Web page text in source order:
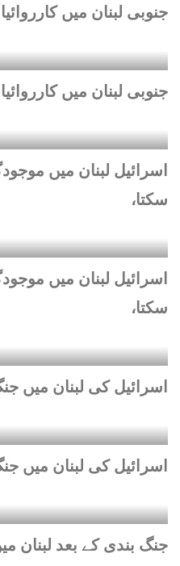
جنوبی لبنان میں
جنوبی لبنان میں
اسرائیل لبنان میں
سکتا،
اسرائیل لبنان میں
سکتا،
اسرائیل کی لبنان میں
اسرائیل کی لبنان میں
جنگ بندی کے بعد لبنان